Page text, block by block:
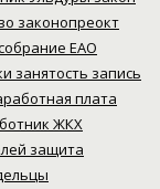
законопреокт
ЕАО
занятость запись
плата
ЖКХ
защита